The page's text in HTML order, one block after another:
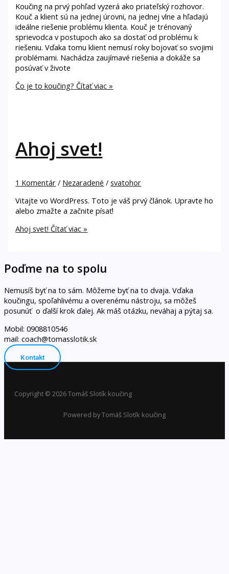
Koučing na prvý pohľad vyzerá ako priateľský rozhovor.
Kouč a klient sú na jednej úrovni, na jednej vlne a hľadajú
ideálne riešenie problému klienta. Kouč je trénovaný
sprievodca v postupoch ako sa dostať od problému k
riešeniu. Vďaka tomu klient nemusí roky bojovať so svojimi
problémami. Nachádza zaujímavé riešenia a dokáže sa
posúvať v živote
Čo je to koučing? Čítať viac »
Ahoj svet!
1 Komentár / Nezaradené /svatohor
Vitajte vo WordPress. Toto je váš prvý článok. Upravte ho
alebo zmažte a začnite písať!
Ahoj svet! Čítať viac »
Poďme na to spolu
Nemusíš byť na to sám. Môžeme byť na to dvaja. Vďaka
koučingu, spoľahlivému a overenému nástroju, sa môžeš
posunúť o ďalší krok ďalej. Ak máš otázku, neváhaj a pýtaj sa.
Mobil: 0908810546
mail: coach@tomasslotik.sk
Kontakt
Copyright © 2026 Tomáš Slotík koučing
Powered by Tomáš Slotík koučing